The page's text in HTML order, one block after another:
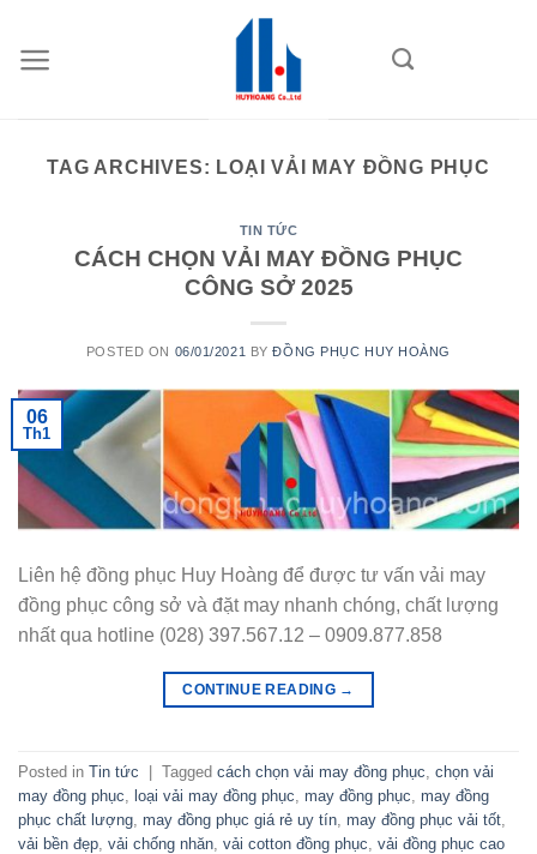
content
TAG ARCHIVES: LOẠI VẢI MAY ĐỒNG PHỤC
TIN TỨC
CÁCH CHỌN VẢI MAY ĐỒNG PHỤC
CÔNG SỞ 2025
POSTED ON 06/01/2021 BYĐỒNG PHỤC HUY HOÀNG
06
Th1
Liên hệ đồng phục Huy Hoàng để được tư vấn vải may
đồng phục công sở và đặt may nhanh chóng, chất lượng
nhất qua hotline (028) 397.567.12 – 0909.877.858
CONTINUE READING →
Posted in Tin tức | Tagged cách chọn vải may đồng phục chọn vải
may đồng phục loại vải may đồng phục may đồng phục may đồng
phục chất lượng may đồng phục giá rẻ uy tín may đồng phục vải tốt
vải bền đẹp vải chống nhăn vải cotton đồng phục vải đồng phục cao